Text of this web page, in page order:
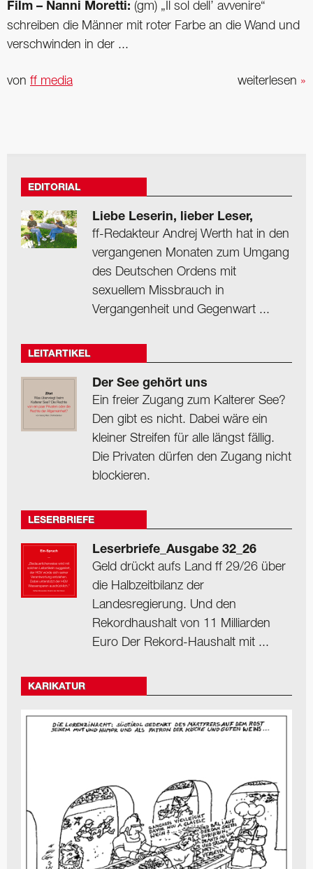
Film – Nanni Moretti: (gm) „Il sol dell’ avvenire“
schreiben die Männer mit roter Farbe an die Wand und
verschwinden in der ...
weiterlesen »
von ff media
EDITORIAL
Liebe Leserin, lieber Leser,
ff-Redakteur Andrej Werth hat in den
vergangenen Monaten zum Umgang
des Deutschen Ordens mit
sexuellem Missbrauch in
Vergangenheit und Gegenwart ...
LEITARTIKEL
Der See gehört uns
Ein freier Zugang zum Kalterer See?
Den gibt es nicht. Dabei wäre ein
kleiner Streifen für alle längst fällig.
Die Privaten dürfen den Zugang nicht
blockieren.
LESERBRIEFE
Leserbriefe_Ausgabe 32_26
Geld drückt aufs Land ff 29/26 über
die Halbzeitbilanz der
Landesregierung. Und den
Rekordhaushalt von 11 Milliarden
Euro Der Rekord-Haushalt mit ...
KARIKATUR